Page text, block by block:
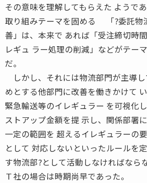
その意味を理解してもらえた ようであ
取り組みテーマを固める 「?委託物
善」は、本来で あれば「受注締切時
レギュ ラー処理の削減」などがテー
だ。
しかし、それには物流部門が主導
めとする他部門に改善を働きかけて
緊急輸送等のイレギュラー を可視化
ストアップ金額を提 示し、関係部署に
一定の範囲を 超えるイレギュラーの
として 対応しないといったルールを
す物流部?として活動しなければならな
Ｔ社の場合は時期尚早であった。